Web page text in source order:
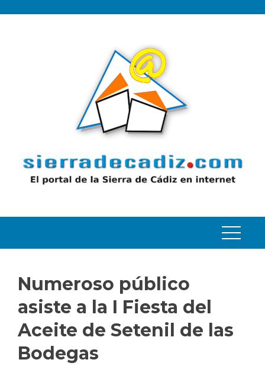
Numeroso público
asiste a la I Fiesta del
Aceite de Setenil de las
Bodegas